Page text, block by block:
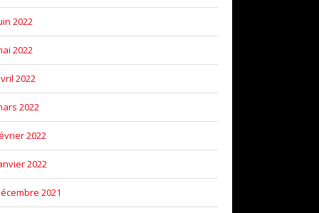
2022
2022
2022
2022
2022
2022
2021